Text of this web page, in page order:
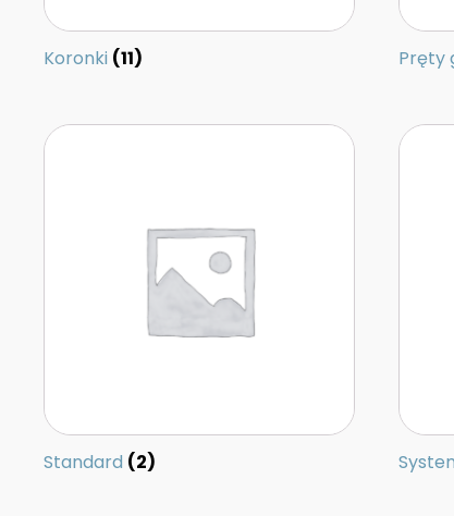
Koronki (11) Pręty
Standard (2)